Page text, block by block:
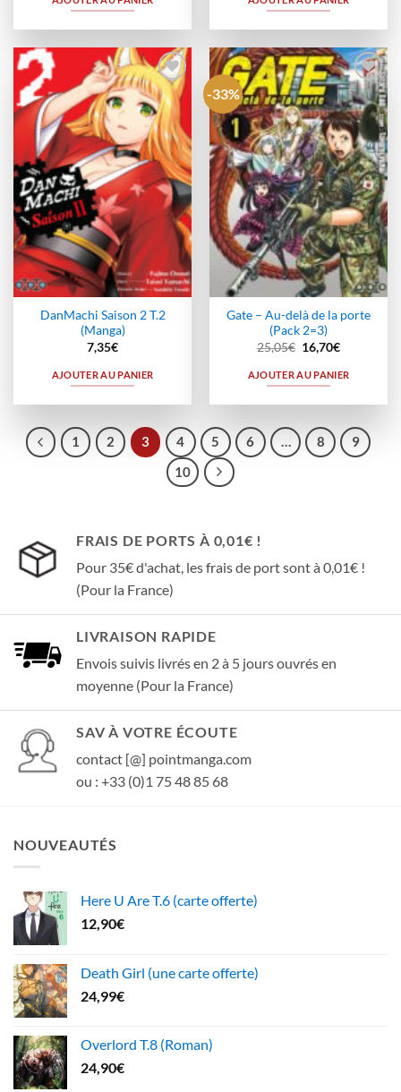
Ajouter
à la
wishlist
DanMachi Saison 2 T.2
(Manga)
7,35€
AJOUTER AU PANIER
-33%
Ajouter
à la
wishlist
Gate – Au-delà de la porte
(Pack 2=3)
25,05€ Le
prix
initial
était :
16,70€Le
actuel
est :
AJOUTER AU PANIER
1 2 3 4 5 6 … 8
9
10
FRAIS DE PORTS À 0,01€ !
Pour 35€ d'achat, les frais de port sont à 0,01€ !
(Pour la France)
LIVRAISON RAPIDE
Envois suivis livrés en 2 à 5 jours ouvrés en
moyenne (Pour la France)
SAV À VOTRE ÉCOUTE
contact [@] pointmanga.com
ou : +33 (0)1 75 48 85 68
NOUVEAUTÉS
Here U Are T.6 (carte offerte)
12,90€
Death Girl (une carte offerte)
24,99€
Overlord T.8 (Roman)
24,90€